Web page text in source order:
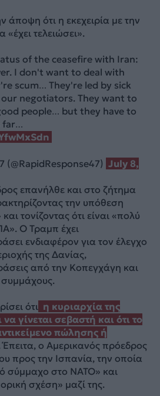
άποψη ότι η εκεχειρία με την
τελειώσει».
of the ceasefire with Iran:
I don't want to deal with
scum… They're led by sick
negotiators. They want to
people… but they have to
far…
(@RapidResponse47) July 8,
επανήλθε και στο ζήτημα
την υπόθεση
τονίζοντας ότι είναι «πολύ
Ο Τραμπ έχει
ενδιαφέρον για τον έλεγχο
της Δανίας,
από την Κοπεγχάγη και
ότι η κυριαρχία της
γίνεται σεβαστή και ότι το
πώλησης ή
Έπειτα, ο Αμερικανός πρόεδρος
προς την Ισπανία, την οποία
σύμμαχο στο ΝΑΤΟ» και
σχέση» μαζί της.